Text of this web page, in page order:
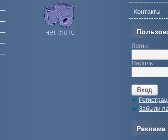
Контакты
Логин:
Пароль:
Забыли
Реклама